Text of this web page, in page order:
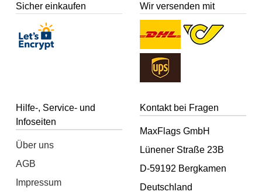
Sicher einkaufen Wir versenden mit
Hilfe-, Service- und
Infoseiten
Über uns
AGB
Impressum
Kontakt bei Fragen
MaxFlags GmbH
Lünener Straße 23B
D-59192 Bergkamen
Deutschland